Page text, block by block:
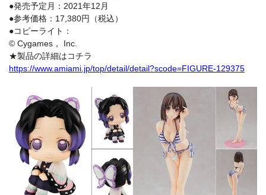
●発売予定月：2021年12月
●参考価格：17,380円（税込）
●コピーライト：
© Cygames， Inc.
★製品の詳細はコチラ
https://www.amiami.jp/top/detail/detail?scode=FIGURE-129375